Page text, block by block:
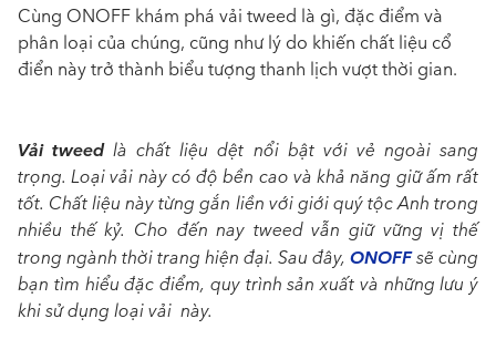
Cùng ONOFF khám phá vải tweed là gì, đặc điểm và
phân loại của chúng, cũng như lý do khiến chất liệu cổ
điển này trở thành biểu tượng thanh lịch vượt thời gian.
Vải tweedlà chất liệu dệt nổi bật với vẻ ngoài sang
trọng. Loại vải này có độ bền cao và khả năng giữ ấm rất
tốt. Chất liệu này từng gắn liền với giới quý tộc Anh trong
nhiều thế kỷ. Cho đến nay tweed vẫn giữ vững vị thế
trong ngành thời trang hiện đại. Sau đây, ONOFFsẽ cùng
bạn tìm hiểu đặc điểm, quy trình sản xuất và những lưu ý
khi sử dụng loại vải này.